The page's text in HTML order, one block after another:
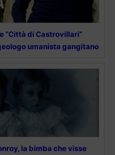
“Città di Castrovillari”
umanista gangitano
la bimba che visse